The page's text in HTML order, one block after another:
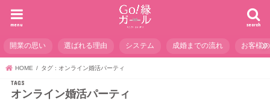
search
menu
開業の思い 選ばれる理由 システム 成婚までの流れ お客様
HOME タグ : オンライン婚活パーティ
オンライン婚活パーティ